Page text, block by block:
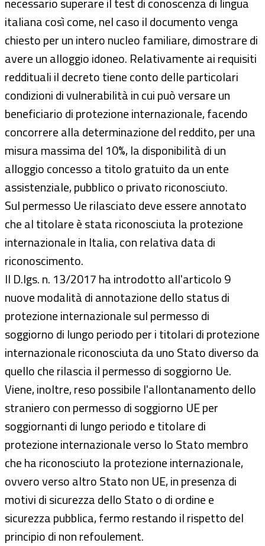
italiana così come, nel caso il documento venga
chiesto per un intero nucleo familiare, dimostrare di
avere un alloggio idoneo. Relativamente ai requisiti
reddituali il decreto tiene conto delle particolari
condizioni di vulnerabilità in cui può versare un
beneficiario di protezione internazionale, facendo
concorrere alla determinazione del reddito, per una
misura massima del 10%, la disponibilità di un
alloggio concesso a titolo gratuito da un ente
assistenziale, pubblico o privato riconosciuto.
Sul permesso Ue rilasciato deve essere annotato
che al titolare è stata riconosciuta la protezione
internazionale in Italia, con relativa data di
riconoscimento.
Il D.lgs. n. 13/2017 ha introdotto all'articolo 9
nuove modalità di annotazione dello status di
protezione internazionale sul permesso di
soggiorno di lungo periodo per i titolari di protezione
internazionale riconosciuta da uno Stato diverso da
quello che rilascia il permesso di soggiorno Ue.
Viene, inoltre, reso possibile l'allontanamento dello
straniero con permesso di soggiorno UE per
soggiornanti di lungo periodo e titolare di
protezione internazionale verso lo Stato membro
che ha riconosciuto la protezione internazionale,
ovvero verso altro Stato non UE, in presenza di
motivi di sicurezza dello Stato o di ordine e
sicurezza pubblica, fermo restando il rispetto del
principio di non refoulement.